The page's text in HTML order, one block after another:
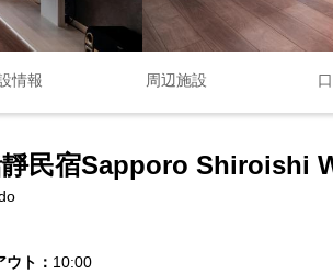
情報 周辺施設
靜民宿Sapporo Shiroishi
ウト 10:00